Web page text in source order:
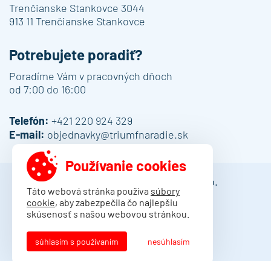
Trenčianske Stankovce 3044
913 11 Trenčianske Stankovce
Potrebujete poradiť?
Poradíme Vám v pracovných dňoch
od 7:00 do 16:00
Telefón: +421 220 924 329
E-mail: objednavky@triumfnaradie.sk
© 2013 - 2026 DAMO Slovakia s.r.o.
Obchodné podmienky
Dodacie podmienky
Ochrana osobných údajov
Kontakt
Používanie cookies
Táto webová stránka používa súbory
cookie, aby zabezpečila čo najlepšiu
skúsenosť s našou webovou stránkou.
súhlasím s používaním nesúhlasím